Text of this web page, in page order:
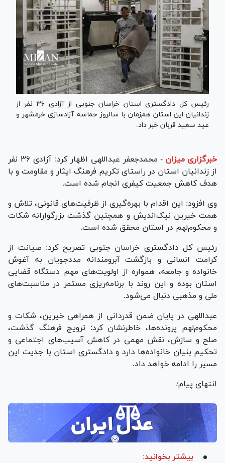
رئیس کل دادگستری استان خراسان جنوبی از آزادی ۳۶ نفر از
زندانیان این استان هم‌زمان با سالروز حماسه آزادسازی خرمشهر و
عید سعید قربان خبر داد.
خبرگزاری میزان -
محمدجعفر عبداللهی اظهار کرد: آزادی ۳۶ نفر
از زندانیان استان در راستای تکریم فرهنگ ایثار و مقاومت و با
هدف کاهش جمعیت کیفری انجام شده است.
وی افزود: این اقدام با بهره‌گیری از ظرفیت‌های قانونی، تلاش و
همت خیرین نیک‌اندیش و همچنین گذشت بزرگوارانه شکات
و محکوم‌لهم در استان محقق شده است.
رئیس کل دادگستری خراسان جنوبی تصریح کرد: صیانت از
کرامت انسانی و بازگشت آبرومندانه مددجویان به آغوش
خانواده و جامعه، همواره از اولویت‌های مهم دستگاه قضایی
استان بوده و این روند با برنامه‌ریزی مستمر در مناسبت‌های
ملی و مذهبی دنبال می‌شود.
عبداللهی در پایان ضمن قدردانی از همراهی خیرین، شکات و
محکوم‌لهم پرونده‌ها، خاطرنشان کرد: ترویج فرهنگ گذشت،
صلح و سازش، نقش مهمی در کاهش آسیب‌های اجتماعی و
تحکیم بنیان خانواده‌ها دارد و دادگستری استان با جدیت این
مسیر را ادامه خواهد داد.
انتهای پیام/
بیشتر بخوانید: